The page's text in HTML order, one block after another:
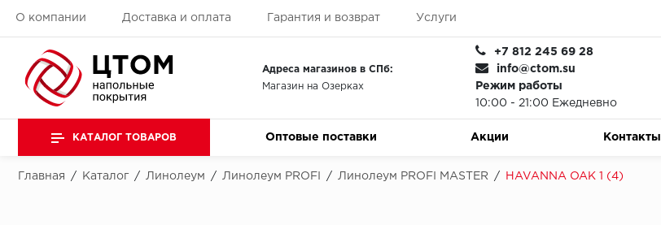
О компании Доставка и оплата Гарантия и возврат Услуги
Адреса магазинов в СПб:
Магазин на Озерках
+7 812 245 69 28
info@ctom.su
Режим работы
10:00 - 21:00 Ежедневно
КАТАЛОГ ТОВАРОВ Оптовые поставки Акции Контакты
Главная / Каталог / Линолеум / Линолеум PROFI / Линолеум PROFI MASTER / HAVANNA OAK 1 (4)